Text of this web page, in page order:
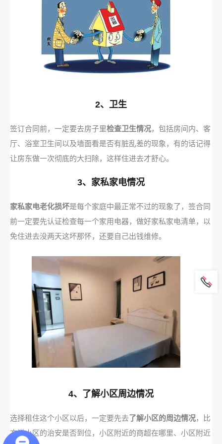
2、卫生
签订合同前，一定要去房子里检查卫生情况，包括房间内、客
厅、浴室卫生间以及墙面看是否有脏乱差的现象，有的话记得
让房东做一次彻底的大扫除，这样住进去才舒心。
3、家私家电情况
家私家电老化损坏是每个家庭中最正常不过的现象了，签合同
前一定要先认证检查每一个家用电器，做好家私家电清单，以
免住进去没两天这坏那怀，还要自己出钱维修。
4、了解小区周边情况
选择租住这个小区以后，一定要先去了解小区的周边情况，比
方说小区的治安是否到位，小区附近的商超在哪里、小区附近